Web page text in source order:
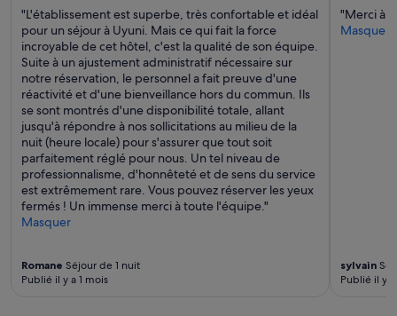
"L'établissement est superbe, très confortable et idéal
pour un séjour à Uyuni. Mais ce qui fait la force
incroyable de cet hôtel, c'est la qualité de son équipe.
Suite à un ajustement administratif nécessaire sur
notre réservation, le personnel a fait preuve d'une
réactivité et d'une bienveillance hors du commun. Ils
se sont montrés d'une disponibilité totale, allant
jusqu'à répondre à nos sollicitations au milieu de la
nuit (heure locale) pour s'assurer que tout soit
parfaitement réglé pour nous. Un tel niveau de
professionnalisme, d'honnêteté et de sens du service
est extrêmement rare. Vous pouvez réserver les yeux
fermés ! Un immense merci à toute l'équipe."
Masquer
Romane Séjour de 1 nuit
Publié il y a 1 mois
"Merci à
Masquer
sylvain
Publié il y